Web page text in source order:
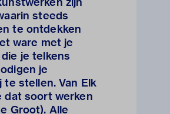
steeds
te ontdekken
ware met je
je telkens
je
stellen. Van Elk
dat soort werken
Groot). Alle